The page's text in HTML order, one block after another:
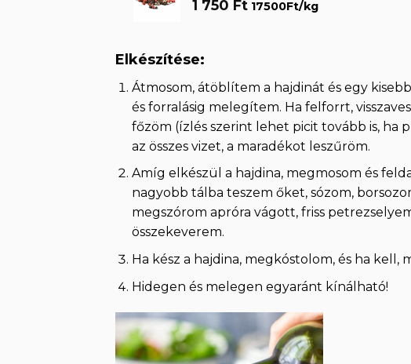
1 750 Ft 17500Ft/kg
Elkészítése:
Átmosom, átöblítem a hajdinát és egy
és forralásig melegítem. Ha felforrt,
főzöm (ízlés szerint lehet picit tovább is, ha
az összes vizet, a maradékot leszűröm.
Amíg elkészül a hajdina, megmosom és
nagyobb tálba teszem őket, sózom,
megszórom apróra vágott, friss
összekeverem.
Ha kész a hajdina, megkóstolom, és ha
Hidegen és melegen egyaránt kínálható!